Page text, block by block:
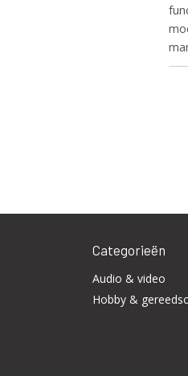
Categorieën
Audio & video
Hobby &